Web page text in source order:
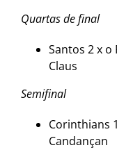
Quartas de final
Santos 2 x o
Claus
Semifinal
Corinthians
Candançan